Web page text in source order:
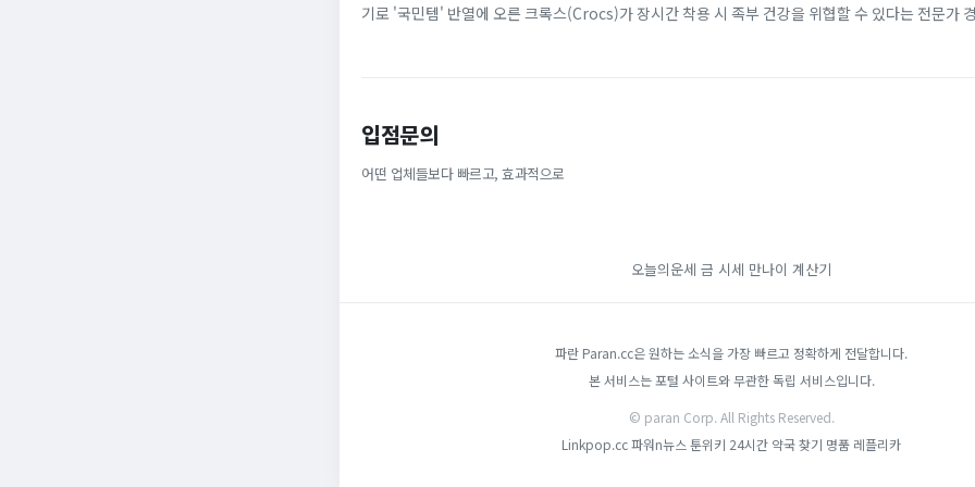
기로 '국민템' 반열에 오른 크록스(Crocs)가 장시간 착용 시 족부 건강을 위협할 수 있다는 전문가 경
입점문의
어떤 업체들보다 빠르고, 효과적으로
오늘의운세 금 시세 만나이 계산기
파란 Paran.cc은 원하는 소식을 가장 빠르고 정확하게 전달합니다.
본 서비스는 포털 사이트와 무관한 독립 서비스입니다.
© paran Corp. All Rights Reserved.
Linkpop.cc파워n뉴스 툰위키 24시간 약국 찾기 명품 레플리카